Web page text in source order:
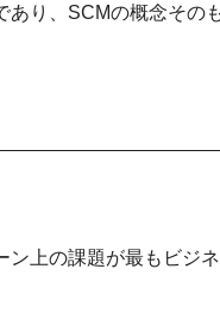
あり、SCMの概念その
ン上の課題が最もビジネ